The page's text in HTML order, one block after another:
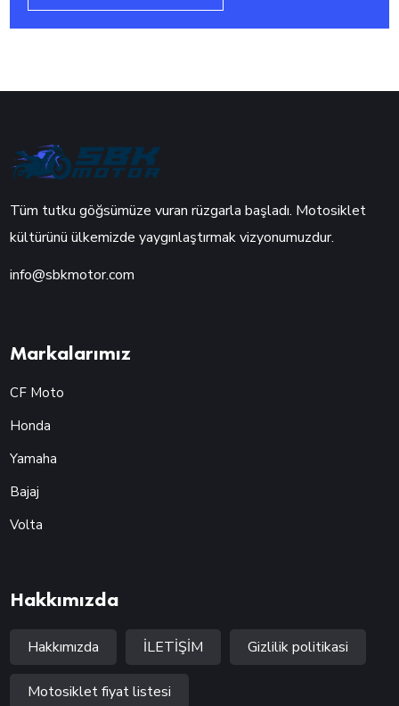
Tüm tutku göğsümüze vuran rüzgarla başladı. Motosiklet
kültürünü ülkemizde yaygınlaştırmak vizyonumuzdur.
info@sbkmotor.com
Markalarımız
CF Moto
Honda
Yamaha
Bajaj
Volta
Hakkımızda
Hakkımızda İLETİŞİM Gizlilik politikasi
Motosiklet fiyat listesi